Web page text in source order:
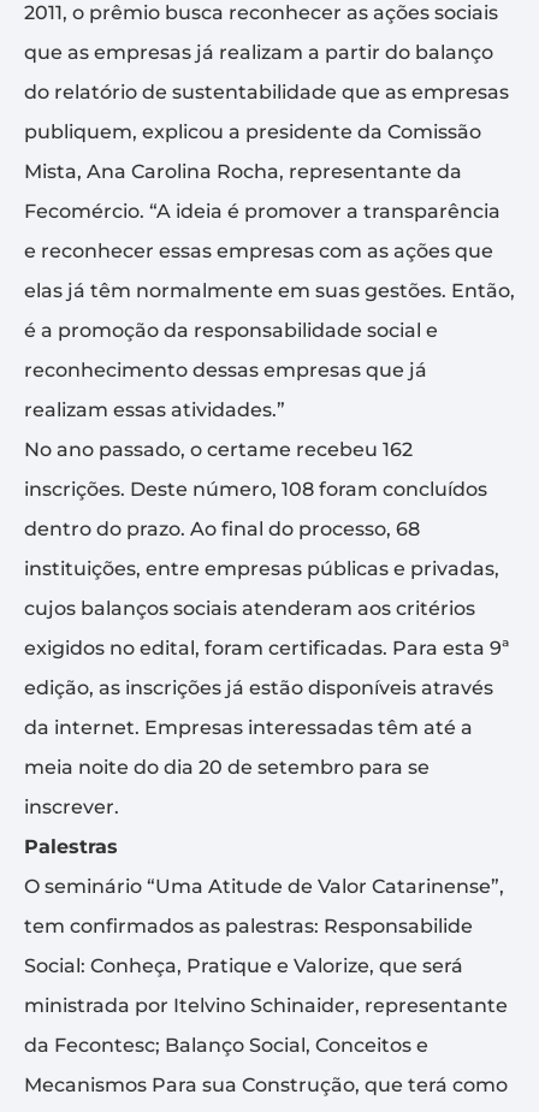
2011, o prêmio busca reconhecer as ações sociais
que as empresas já realizam a partir do balanço
do relatório de sustentabilidade que as empresas
publiquem, explicou a presidente da Comissão
Mista, Ana Carolina Rocha, representante da
Fecomércio. “A ideia é promover a transparência
e reconhecer essas empresas com as ações que
elas já têm normalmente em suas gestões. Então,
é a promoção da responsabilidade social e
reconhecimento dessas empresas que já
realizam essas atividades.”
No ano passado, o certame recebeu 162
inscrições. Deste número, 108 foram concluídos
dentro do prazo. Ao final do processo, 68
instituições, entre empresas públicas e privadas,
cujos balanços sociais atenderam aos critérios
exigidos no edital, foram certificadas. Para esta 9ª
edição, as inscrições já estão disponíveis através
da internet. Empresas interessadas têm até a
meia noite do dia 20 de setembro para se
inscrever.
Palestras
O seminário “Uma Atitude de Valor Catarinense”,
tem confirmados as palestras: Responsabilide
Social: Conheça, Pratique e Valorize, que será
ministrada por Itelvino Schinaider, representante
da Fecontesc; Balanço Social, Conceitos e
Mecanismos Para sua Construção, que terá como